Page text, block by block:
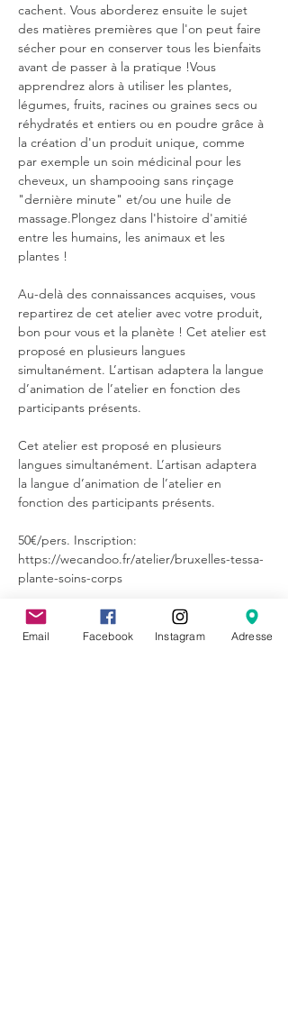
cachent. Vous aborderez ensuite le sujet
des matières premières que l'on peut faire
sécher pour en conserver tous les bienfaits
avant de passer à la pratique !Vous
apprendrez alors à utiliser les plantes,
légumes, fruits, racines ou graines secs ou
réhydratés et entiers ou en poudre grâce à
la création d'un produit unique, comme
par exemple un soin médicinal pour les
cheveux, un shampooing sans rinçage
"dernière minute" et/ou une huile de
massage.Plongez dans l'histoire d'amitié
entre les humains, les animaux et les
plantes !
Au-delà des connaissances acquises, vous
repartirez de cet atelier avec votre produit,
bon pour vous et la planète ! Cet atelier est
proposé en plusieurs langues
simultanément. L’artisan adaptera la langue
d’animation de l’atelier en fonction des
participants présents.
Cet atelier est proposé en plusieurs
langues simultanément. L’artisan adaptera
la langue d’animation de l’atelier en
fonction des participants présents.
50€/pers. Inscription:
https://wecandoo.fr/atelier/bruxelles-tessa-
plante-soins-corps
Email Facebook Instagram Adresse